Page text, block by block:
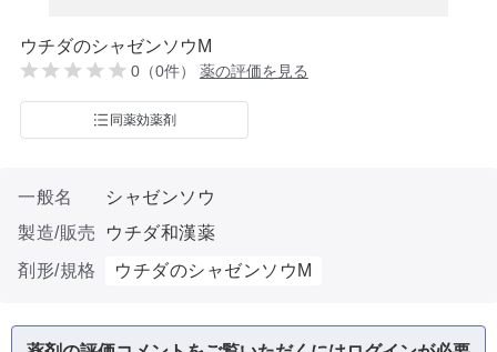
ウチダのシャゼンソウM
0（0件） 薬の評価を見る
同薬効薬剤
一般名
シャゼンソウ
製造/販売
ウチダ和漢薬
剤形/規格
ウチダのシャゼンソウM